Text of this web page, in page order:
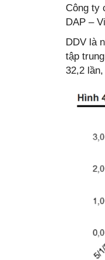
Công ty
DAP –
DDV là
tập
32,2